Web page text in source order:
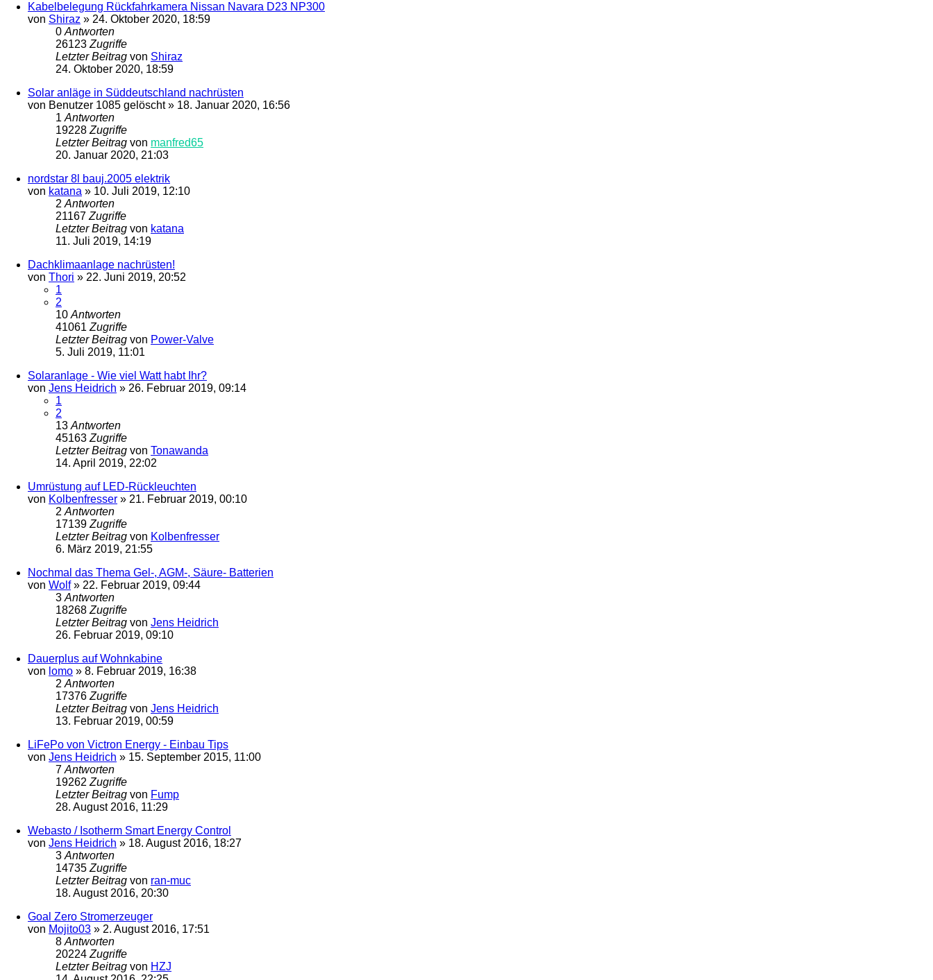
Kabelbelegung Rückfahrkamera Nissan Navara D23 NP300
von Shiraz » 24. Oktober 2020, 18:59
0 Antworten
26123 Zugriffe
Letzter Beitrag von Shiraz
24. Oktober 2020, 18:59
Solar anläge in Süddeutschland nachrüsten
von Benutzer 1085 gelöscht» 18. Januar 2020, 16:56
1 Antworten
19228 Zugriffe
Letzter Beitrag von manfred65
20. Januar 2020, 21:03
nordstar 8l bauj.2005 elektrik
von katana » 10. Juli 2019, 12:10
2 Antworten
21167 Zugriffe
Letzter Beitrag von katana
11. Juli 2019, 14:19
Dachklimaanlage nachrüsten!
von Thori » 22. Juni 2019, 20:52
1
2
10 Antworten
41061 Zugriffe
Letzter Beitrag von Power-Valve
5. Juli 2019, 11:01
Solaranlage - Wie viel Watt habt Ihr?
von Jens Heidrich » 26. Februar 2019, 09:14
1
2
13 Antworten
45163 Zugriffe
Letzter Beitrag von Tonawanda
14. April 2019, 22:02
Umrüstung auf LED-Rückleuchten
von Kolbenfresser » 21. Februar 2019, 00:10
2 Antworten
17139 Zugriffe
Letzter Beitrag von Kolbenfresser
6. März 2019, 21:55
Nochmal das Thema Gel-, AGM-, Säure- Batterien
von Wolf» 22. Februar 2019, 09:44
3 Antworten
18268 Zugriffe
Letzter Beitrag von Jens Heidrich
26. Februar 2019, 09:10
Dauerplus auf Wohnkabine
von lomo » 8. Februar 2019, 16:38
2 Antworten
17376 Zugriffe
Letzter Beitrag von Jens Heidrich
13. Februar 2019, 00:59
LiFePo von Victron Energy - Einbau Tips
von Jens Heidrich » 15. September 2015, 11:00
7 Antworten
19262 Zugriffe
Letzter Beitrag von Fump
28. August 2016, 11:29
Webasto / Isotherm Smart Energy Control
von Jens Heidrich » 18. August 2016, 18:27
3 Antworten
14735 Zugriffe
Letzter Beitrag von ran-muc
18. August 2016, 20:30
Goal Zero Stromerzeuger
von Mojito03 » 2. August 2016, 17:51
8 Antworten
20224 Zugriffe
Letzter Beitrag von HZJ